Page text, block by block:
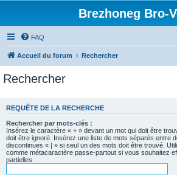
Brezhoneg Bro-
FAQ
Accueil du forum Rechercher
Rechercher
REQUÊTE DE LA RECHERCHE
Rechercher par mots-clés :
Insérez le caractère « + » devant un mot qui doit être
doit être ignoré. Insérez une liste de mots séparés entre
discontinues « | » si seul un des mots doit être trouvé.
comme métacaractère passe-partout si vous souhaitez
partielles.